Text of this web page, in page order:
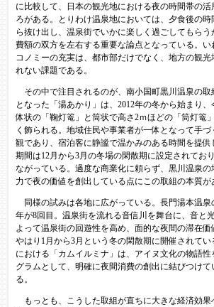
に比較して、日本の観光地における夜の時間帯の活
ろがある。とりわけ温泉地においては、夕食後の
ら抜け出し、温泉街でいかに楽しく過ごしてもら
費額の双方を左右する重要な論点となっている。
コノミーの充実は、都市部だけでなく、地方の観
れない課題である。
その中で注目されるのが、南小国町黒川温泉の取
となった「湯あかり」は、2012年の冬から始まり
体状の「鞠灯篭」と筒状で高さ2ｍほどの「筒灯篭
く飾られる。地域住民や事業者が一体となって手
観であり、宿泊客に静謐で温かみのある時間を提
期間は12月から3月の冬場の閑散期に設定されてお
ながっている。過度な商業化に頼らず、黒川温泉
力で夜の価値を創出している点にこの取組の本質が
同様の試みは各地に広がっている。長門湯本温泉
年が8回目。温泉街を流れる音信川を舞台に、音と
よって温泉街の回遊性を高め、面的な夜間の滞在価
やはり1月から3月という冬の閑散期に開催されて
における「カムイルミナ」は、アイヌ文化の物語性
グラムとして、明確に夜間消費の創出に結びつけ
る。
もっとも、こうした取組が直ちに大きな経済効果